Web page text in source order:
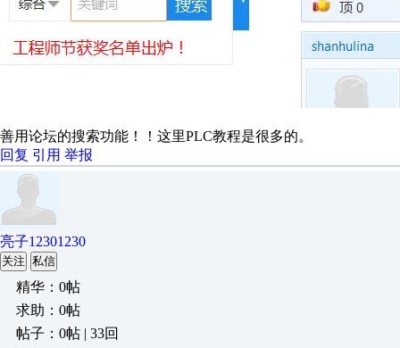
善用论坛的搜索功能！！这里PLC教程是很多的。
回复 引用 举报
亮子12301230
关注 私信
精华：0帖
求助：0帖
帖子：0帖 | 33回